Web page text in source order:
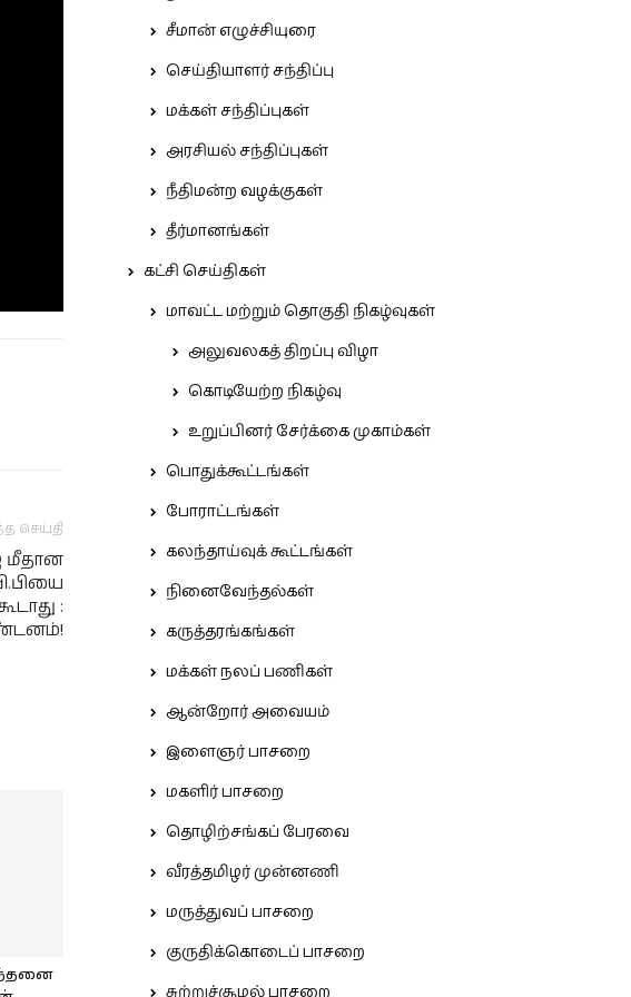
செய்தி
மீதான
:
சீமான் எழுச்சியுரை
செய்தியாளர் சந்திப்பு
மக்கள் சந்திப்புகள்
அரசியல் சந்திப்புகள்
நீதிமன்ற வழக்குகள்
தீர்மானங்கள்
கட்சி செய்திகள்
மாவட்ட மற்றும் தொகுதி நிகழ்வுகள்
அலுவலகத் திறப்பு விழா
கொடியேற்ற நிகழ்வு
உறுப்பினர் சேர்க்கை முகாம்கள்
பொதுக்கூட்டங்கள்
போராட்டங்கள்
கலந்தாய்வுக் கூட்டங்கள்
நினைவேந்தல்கள்
கருத்தரங்கங்கள்
மக்கள் நலப் பணிகள்
ஆன்றோர் அவையம்
இளைஞர் பாசறை
மகளிர் பாசறை
தொழிற்சங்கப் பேரவை
வீரத்தமிழர் முன்னணி
மருத்துவப் பாசறை
குருதிக்கொடைப் பாசறை